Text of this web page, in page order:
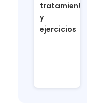
tratamiento
y
ejercicios